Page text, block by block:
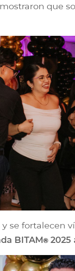
que
se fortalecen
BITAM®︎ 2025